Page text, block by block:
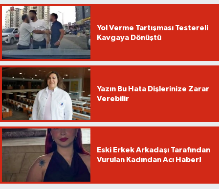
Yol Verme Tartışması Testereli
Kavgaya Dönüştü
Yazın Bu Hata Dişlerinize Zarar
Verebilir
Eski Erkek Arkadaşı Tarafından
Vurulan Kadından Acı Haber!